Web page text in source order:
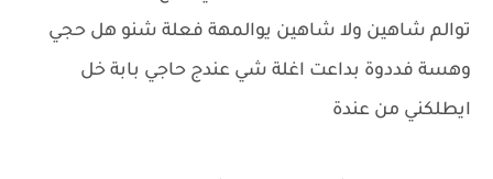
توالم شاهين ولا شاهين يوالمهة فعلة شنو هل حجي
وهسة فددوة بداعت اغلة شي عندج حاجي بابة خل
ايطلكني من عندة